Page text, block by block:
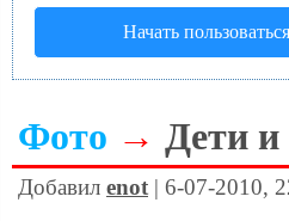
Начать
Фото → Дети
Добавил enot | 6-07-2010,